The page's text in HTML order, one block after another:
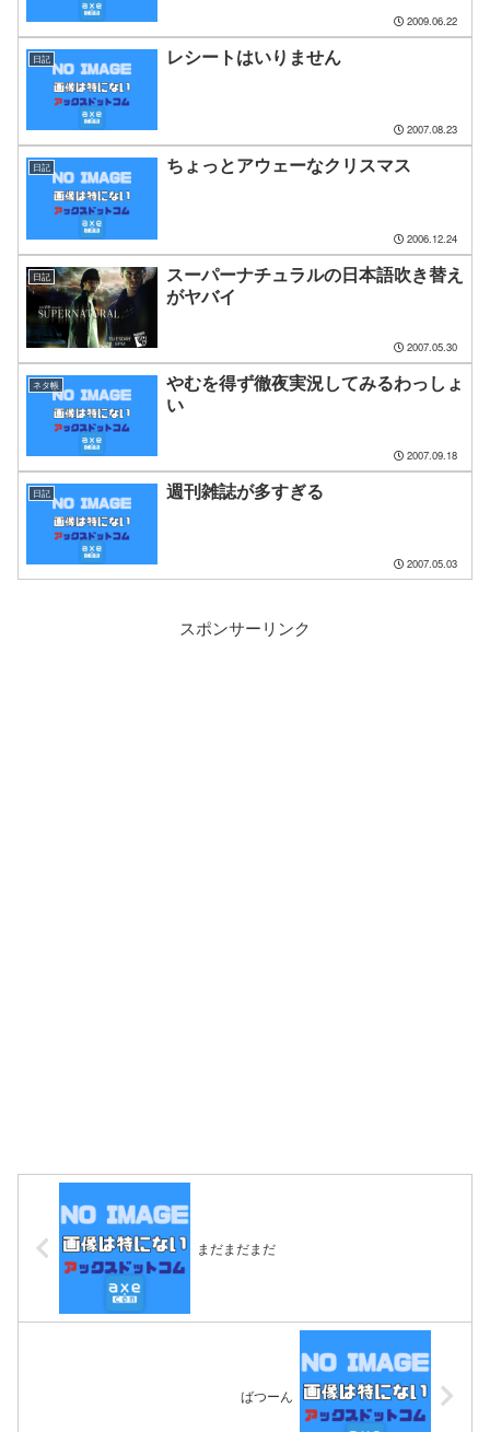
2009.06.22
日記 レシートはいりません
2007.08.23
日記 ちょっとアウェーなクリスマス
2006.12.24
日記
スーパーナチュラルの日本語吹き替え
がヤバイ
2007.05.30
ネタ帳
やむを得ず徹夜実況してみるわっしょ
い
2007.09.18
日記 週刊雑誌が多すぎる
2007.05.03
スポンサーリンク
まだまだまだ
ばつーん